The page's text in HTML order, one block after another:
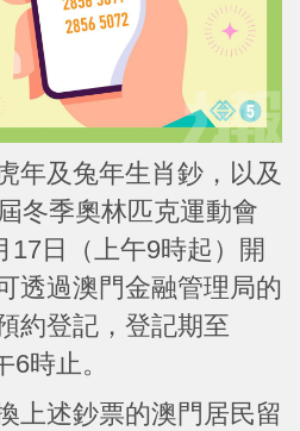
年及兔年生肖鈔，以及
冬季奧林匹克運動會
17日（上午9時起）開
透過澳門金融管理局的
約登記，登記期至
時止。
上述鈔票的澳門居民留